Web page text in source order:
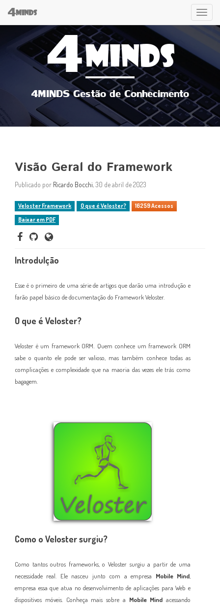
4MINDS 4MINDS
4MINDS Gestão de Conhecimento
Visão Geral do Framework
Publicado por Ricardo Bocchi, 30 de abril de 2023
Veloster Framework O que é Veloster?
16259 Acessos
Baixar em PDF
Introdulção
Esse é o primeiro de uma sériede artigos que darão uma introdução e
farão papel básico de documentação do Framework Veloster.
O que é Veloster?
Veloster é um framework ORM. Quem conhece um framework ORM
sabe o quanto ele pode ser valioso , mas também conhece todas as
complicações e complexidade que na maoria das vezes ele trás como
bagagem.
Como o Veloster surgiu?
Como tantos outros frameworks, o Veloster surgiu a partir de uma
necessidade real. Ele nasceu junto com a empresa Mobile Mind
empresa essa que atua no desenvolvimento de aplicações para Web e
dispositivos móveis. Conheça mais sobre a Mobile Mind acessando